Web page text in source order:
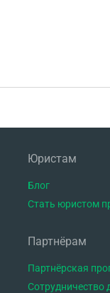
Юристам
Блог
Стать юристом
Партнёрам
Партнёрская
Сотрудничество